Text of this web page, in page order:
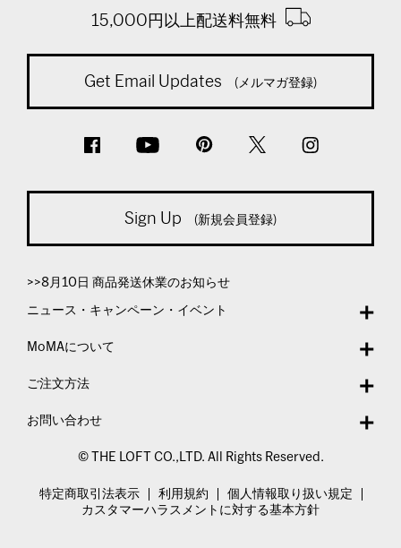
15,000円以上配送料無料
Get Email Updates (メルマガ登録)
Sign Up (新規会員登録)
>>8月10日 商品発送休業のお知らせ
ニュース・キャンペーン・イベント
MoMAについて
ご注文方法
お問い合わせ
© THE LOFT CO.,LTD. All Rights Reserved.
特定商取引法表示 利用規約
個人情報取り扱い規定
カスタマーハラスメントに対する基本方針